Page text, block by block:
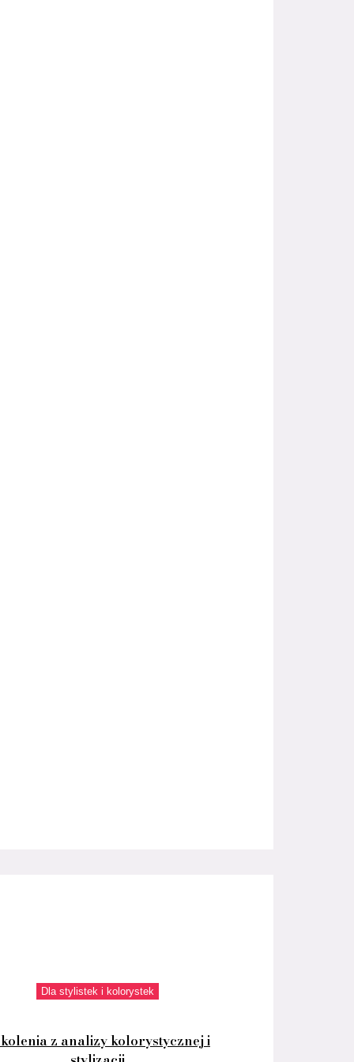
Dla stylistek i kolorystek
z analizy kolorystycznej i